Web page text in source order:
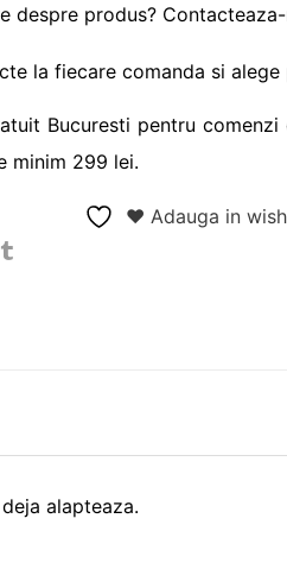
despre produs?
la fiecare comanda si
Bucuresti pentru
minim 299 lei.
❤ Adauga in
alapteaza.